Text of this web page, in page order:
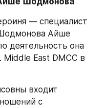
— специалист
Айше
деятельность она
Middle East DMCC в
входит
с